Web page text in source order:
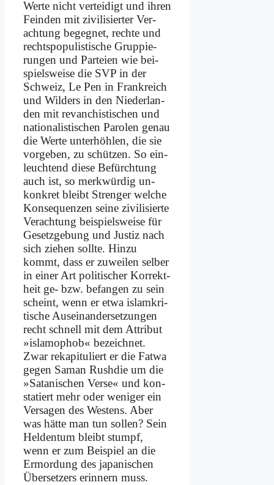
Wer­te nicht ver­tei­digt und ih­ren
Fein­den mit zi­vi­li­sier­ter Ver­
ach­tung be­geg­net, rech­te und
rechts­po­pu­li­sti­sche Grup­pie­
run­gen und Par­tei­en wie bei­
spiels­wei­se die SVP in der
Schweiz, Le Pen in Frank­reich
und Wil­ders in den Nie­der­lan­
den mit re­van­chi­sti­schen und
na­tio­na­li­sti­schen Pa­ro­len ge­nau
die Wer­te un­ter­höh­len, die sie
vor­ge­ben, zu schüt­zen. So ein­
leuch­tend die­se Be­fürch­tung
auch ist, so merk­wür­dig un­
kon­kret bleibt Stren­ger wel­che
Kon­se­quen­zen sei­ne zi­vi­li­sier­te
Ver­ach­tung bei­spiels­wei­se für
Ge­setz­ge­bung und Ju­stiz nach
sich zie­hen soll­te. Hin­zu
kommt, dass er zu­wei­len sel­ber
in ei­ner Art po­li­ti­scher Kor­rekt­
heit ge- bzw. be­fan­gen zu sein
scheint, wenn er et­wa is­lam­kri­
ti­sche Aus­ein­an­der­set­zun­gen
recht schnell mit dem At­tri­but
»isla­mo­phob« be­zeich­net.
Zwar re­ka­pi­tu­liert er die Fat­wa
ge­gen Sa­man Rush­die um die
»Sa­ta­ni­schen Ver­se« und kon­
sta­tiert mehr oder we­ni­ger ein
Ver­sa­gen des We­stens. Aber
was hät­te man tun sol­len? Sein
Hel­den­tum bleibt stumpf,
wenn er zum Bei­spiel an die
Er­mor­dung des ja­pa­ni­schen
Über­set­zers er­in­nern muss.